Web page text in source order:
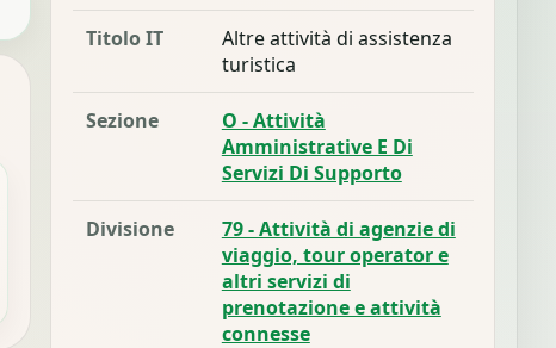
Titolo IT
Altre attività di assistenza
turistica
Sezione
O - Attività
Amministrative E Di
Servizi Di Supporto
Divisione
79 - Attività di agenzie di
viaggio, tour operator e
altri servizi di
prenotazione e attività
connesse